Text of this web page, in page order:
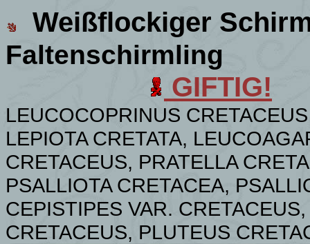
Weißflockiger
Faltenschirmling
GIFTIG!
LEUCOCOPRINUS
LEPIOTA CRETATA,
CRETACEUS, PRATELLA
PSALLIOTA CRETACEA,
CEPISTIPES VAR.
CRETACEUS, PLUTEUS